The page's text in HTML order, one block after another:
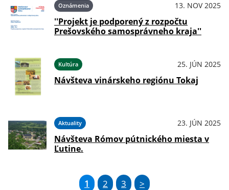
Oznámenia 13. NOV 2025
''Projekt je podporený z rozpočtu
Prešovského samosprávneho kraja''
Kultúra 25. JÚN 2025
Návšteva vinárskeho regiónu Tokaj
Aktuality 23. JÚN 2025
Návšteva Rómov pútnického miesta v
Ľutine.
1 2 3 >